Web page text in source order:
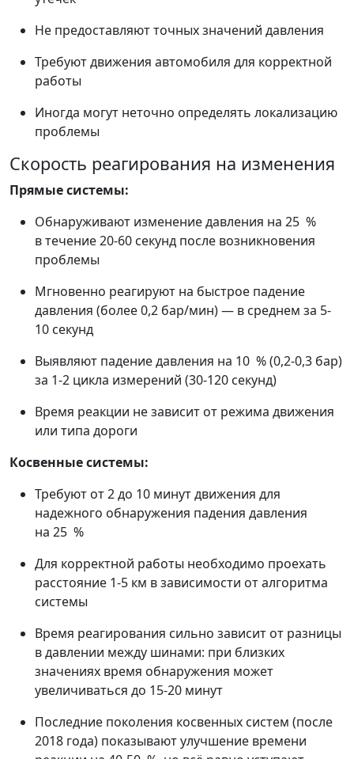
Не предоставляют точных значений давления
Требуют движения автомобиля для корректной
работы
Иногда могут неточно определять локализацию
проблемы
Скорость реагирования на изменения
Прямые системы:
Обнаруживают изменение давления на 25 %
в течение 20-60 секунд после возникновения
проблемы
Мгновенно реагируют на быстрое падение
давления (более 0,2 бар/мин) — в среднем за 5-
10 секунд
Выявляют падение давления на 10 % (0,2-0,3 бар)
за 1-2 цикла измерений (30-120 секунд)
Время реакции не зависит от режима движения
или типа дороги
Косвенные системы:
Требуют от 2 до 10 минут движения для
надежного обнаружения падения давления
на 25 %
Для корректной работы необходимо проехать
расстояние 1-5 км в зависимости от алгоритма
системы
Время реагирования сильно зависит от разницы
в давлении между шинами: при близких
значениях время обнаружения может
увеличиваться до 15-20 минут
Последние поколения косвенных систем (после
2018 года) показывают улучшение времени